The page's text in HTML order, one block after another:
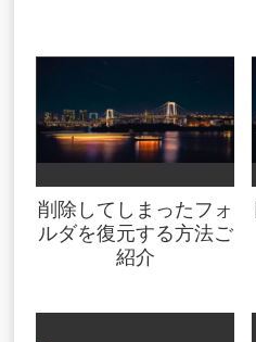
削除してしまったフォ
ルダを復元する方法ご
紹介